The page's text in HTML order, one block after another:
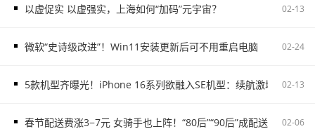
以虚促实 以虚强实，上海如何“加码”元宇宙？ 02-13
微软“史诗级改进”！Win11安装更新后可不用重启电脑 02-24
5款机型齐曝光！iPhone 16系列欲融入SE机型：续航激增、8G内
02-13
春节配送费涨3−7元 女骑手也上阵！“80后”“90后”成配送主力02-06